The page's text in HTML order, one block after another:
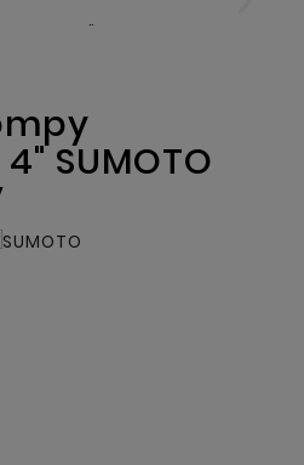
SUMOTO